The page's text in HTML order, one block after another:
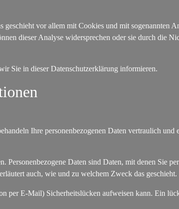
vor allem mit Cookies und mit sogenannten
dieser Analyse widersprechen oder sie durch die
Sie in dieser Datenschutzerklärung informieren.
Ihre personenbezogenen Daten vertraulich
Personenbezogene Daten sind Daten, mit denen Sie
auch, wie und zu welchem Zweck das geschieht.
per E-Mail) Sicherheitslücken aufweisen kann. Ein